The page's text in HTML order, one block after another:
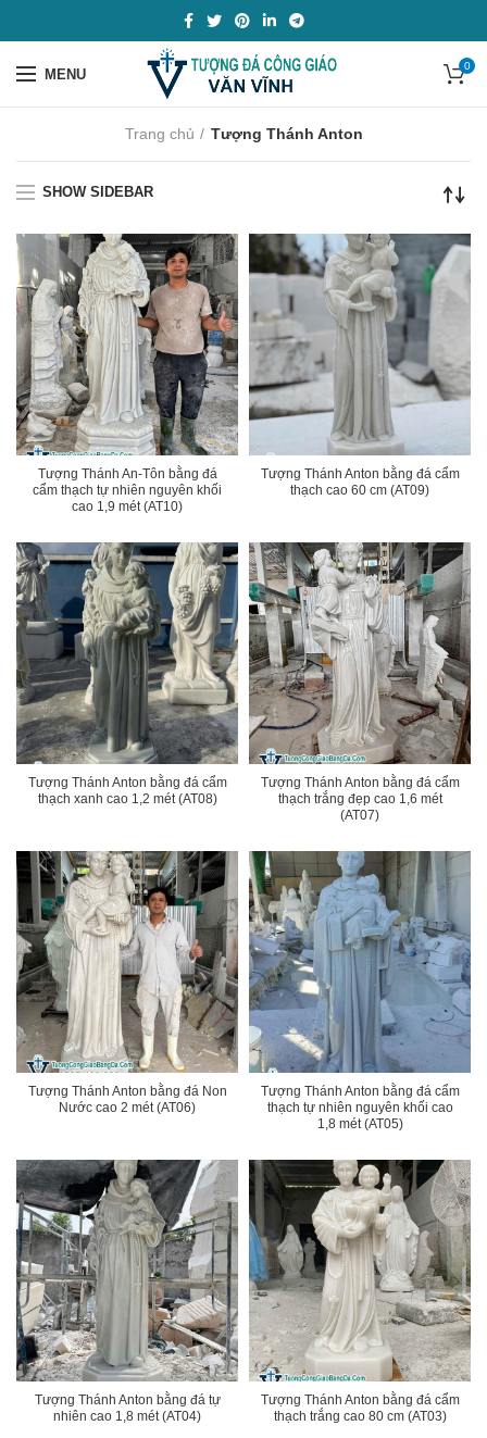
MENU 0
Trang chủ Tượng Thánh Anton
SHOW SIDEBAR
Tượng Thánh An-Tôn bằng đá
cẩm thạch tự nhiên nguyên khối
cao 1,9 mét (AT10)
Tượng Thánh Anton bằng đá cẩm
thạch cao 60 cm (AT09)
Tượng Thánh Anton bằng đá cẩm
thạch xanh cao 1,2 mét (AT08)
Tượng Thánh Anton bằng đá cẩm
thạch trắng đẹp cao 1,6 mét
(AT07)
Tượng Thánh Anton bằng đá Non
Nước cao 2 mét (AT06)
Tượng Thánh Anton bằng đá cẩm
thạch tự nhiên nguyên khối cao
1,8 mét (AT05)
Tượng Thánh Anton bằng đá tự
nhiên cao 1,8 mét (AT04)
Tượng Thánh Anton bằng đá cẩm
thạch trắng cao 80 cm (AT03)